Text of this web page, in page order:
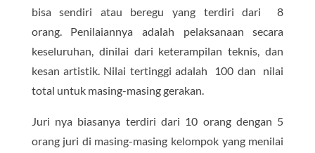
bisasendiri atau beregu yang terdiri dari 8
orang. Penilaiannya adalah pelaksanaan secara
keseluruhan, dinilai dari keterampilan teknis, dan
kesan artistik. Nilai tertinggi adalah 100 dan nilai
total untuk masing-masing gerakan.
Juri nya biasanya terdiri dari 10 orang dengan 5
orang juri di masing-masing kelompok yang menilai